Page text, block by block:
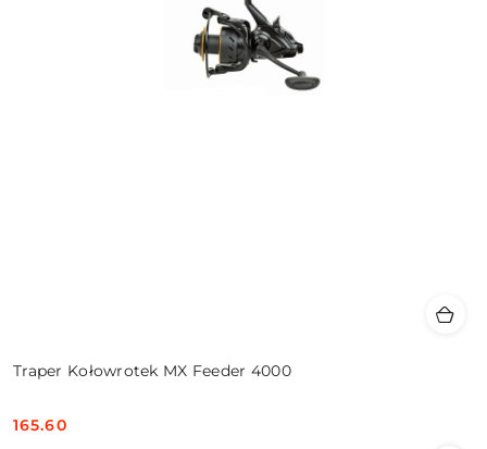
Traper Kołowrotek MX Feeder 4000
Cena:
165.60